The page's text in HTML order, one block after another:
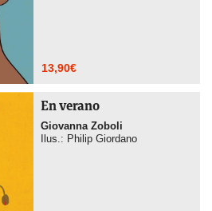
13,90€
En verano
Giovanna Zoboli
Ilus.: Philip Giordano